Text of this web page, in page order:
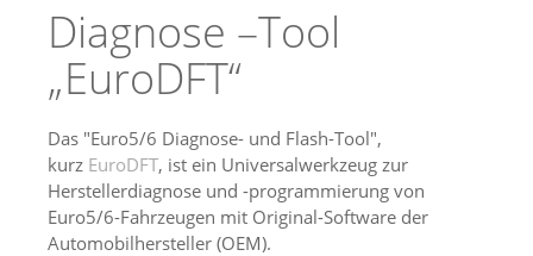
Diagnose –Tool
„EuroDFT“
Das "Euro5/6 Diagnose- und Flash-Tool",
kurz EuroDFT, ist ein Universalwerkzeug zur
Herstellerdiagnose und -programmierung von
Euro5/6-Fahrzeugen mit Original-Software der
Automobilhersteller (OEM).